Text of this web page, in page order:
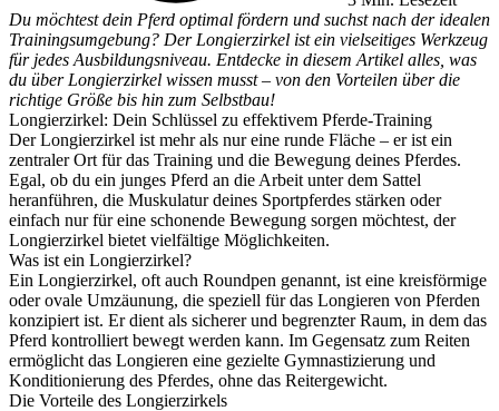
Du möchtest dein Pferd optimal fördern und suchst nach der idealen
Trainingsumgebung? Der Longierzirkel ist ein vielseitiges Werkzeug
für jedes Ausbildungsniveau. Entdecke in diesem Artikel alles, was
du über Longierzirkel wissen musst – von den Vorteilen über die
richtige Größe bis hin zum Selbstbau!
Longierzirkel: Dein Schlüssel zu effektivem Pferde-Training
Der Longierzirkel ist mehr als nur eine runde Fläche – er ist ein
zentraler Ort für das Training und die Bewegung deines Pferdes.
Egal, ob du ein junges Pferd an die Arbeit unter dem Sattel
heranführen, die Muskulatur deines Sportpferdes stärken oder
einfach nur für eine schonende Bewegung sorgen möchtest, der
Longierzirkel bietet vielfältige Möglichkeiten.
Was ist ein Longierzirkel?
Ein Longierzirkel, oft auch Roundpen genannt, ist eine kreisförmige
oder ovale Umzäunung, die speziell für das Longieren von Pferden
konzipiert ist. Er dient als sicherer und begrenzter Raum, in dem das
Pferd kontrolliert bewegt werden kann. Im Gegensatz zum Reiten
ermöglicht das Longieren eine gezielte Gymnastizierung und
Konditionierung des Pferdes, ohne das Reitergewicht.
Die Vorteile des Longierzirkels